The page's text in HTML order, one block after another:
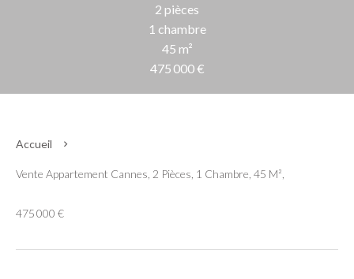
2 pièces
1 chambre
45 m²
475 000 €
Accueil
Vente Appartement Cannes, 2 Pièces, 1 Chambre, 45 M²,
475 000 €